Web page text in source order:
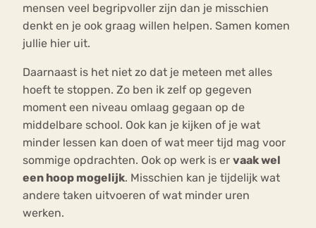
mensen veel begripvoller zijn dan je misschien
denkt en je ook graag willen helpen. Samen komen
jullie hier uit.
Daarnaast is het niet zo dat je meteen met alles
hoeft te stoppen. Zo ben ik zelf op gegeven
moment een niveau omlaag gegaan op de
middelbare school. Ook kan je kijken of je wat
minder lessen kan doen of wat meer tijd mag voor
sommige opdrachten. Ook op werk is er vaak wel
een hoop mogelijk. Misschien kan je tijdelijk wat
andere taken uitvoeren of wat minder uren
werken.